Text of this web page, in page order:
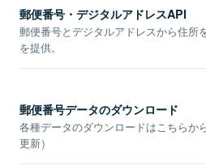
郵便番号・デジタルアドレスAPI
郵便番号とデジタルアドレスから住所
を提供。
郵便番号データのダウンロード
各種データのダウンロードはこちらか
更新）